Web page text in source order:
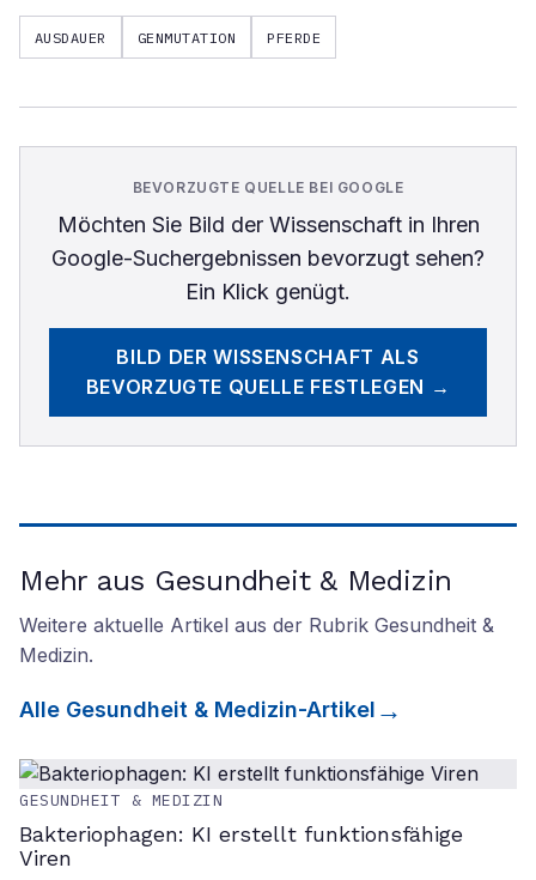
AUSDAUER GENMUTATION PFERDE
BEVORZUGTE QUELLE BEI GOOGLE
Möchten Sie Bild der Wissenschaftin Ihren
Google-Suchergebnissen bevorzugt sehen?
Ein Klick genügt.
BILD DER WISSENSCHAFT ALS
BEVORZUGTE QUELLE FESTLEGEN →
Mehr aus Gesundheit & Medizin
Weitere aktuelle Artikel aus der Rubrik Gesundheit &
Medizin.
Alle Gesundheit & Medizin-Artikel
GESUNDHEIT & MEDIZIN
Bakteriophagen: KI erstellt funktionsfähige
Viren